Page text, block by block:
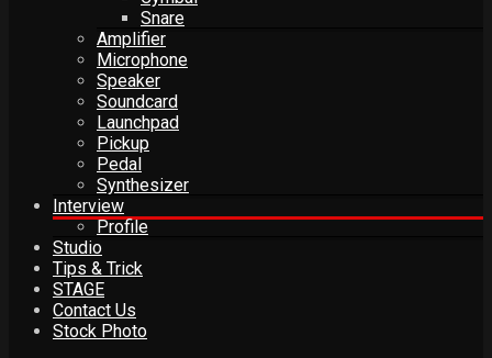
Snare
Amplifier
Microphone
Speaker
Soundcard
Launchpad
Pickup
Pedal
Synthesizer
Interview
Profile
Studio
Tips & Trick
STAGE
Contact Us
Stock Photo